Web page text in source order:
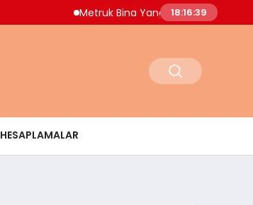
Metruk Bina Yangını Adnan Menderes
18:16:40
HESAPLAMALAR